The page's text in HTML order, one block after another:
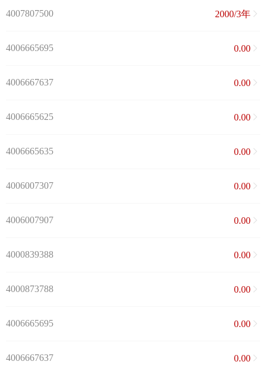
4007807500 2000/3年
4006665695 0.00
4006667637 0.00
4006665625 0.00
4006665635 0.00
4006007307 0.00
4006007907 0.00
4000839388 0.00
4000873788 0.00
4006665695 0.00
4006667637 0.00